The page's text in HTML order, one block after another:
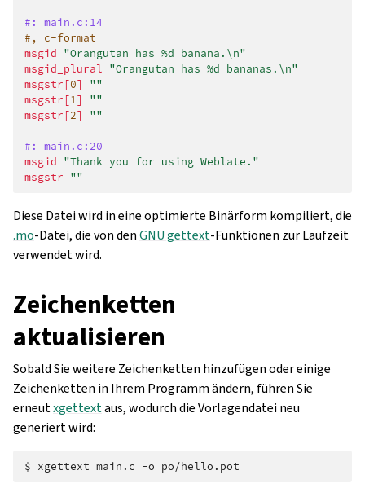
#: main.c:14
#, c-format
msgid "Orangutan has %d banana.\n"
msgid_plural "Orangutan has %d bananas.\n"
msgstr[0]
""
msgstr[1]
""
msgstr[2] ""
#: main.c:20
msgid "Thank you for using Weblate."
msgstr ""
Diese Datei wird in eine optimierte Binärform kompiliert, die
.mo-Datei, die von denGNU gettext-Funktionen zur Laufzeit
verwendet wird.
Zeichenketten
aktualisieren
Sobald Sie weitere Zeichenketten hinzufügen oder einige
Zeichenketten in Ihrem Programm ändern, führen Sie
erneutxgettextaus, wodurch die Vorlagendatei neu
generiert wird:
$ xgettext main.c -o